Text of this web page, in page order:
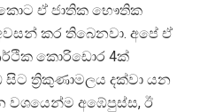
ඒ ජාතික භෞතික
අවසන් කර තිබෙනවා. අපේ ඒ
කොරිඩොර 4ක්
ත්‍රිකුණාමලය දක්වා යන
වශයෙන්ම අඹේපුස්ස, ඊ